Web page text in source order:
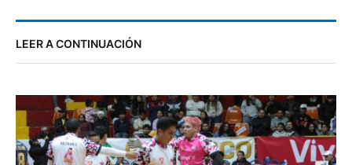
LEER A CONTINUACIÓN